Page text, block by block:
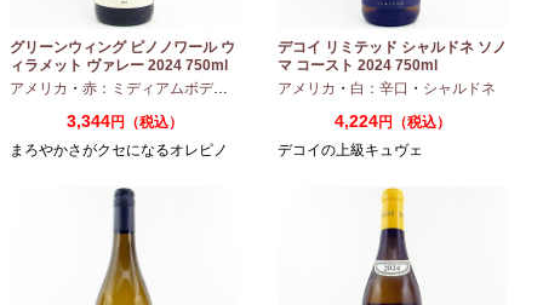
グリーンウィング ピノノワール ウ
ィラメット ヴァレー 2024 750ml
アメリカ ・ 赤：ミディアムボディ ピノノワール
3,344円（税込）
まろやかさがクセになるオレピノ
デコイ リミテッド シャルドネ ソノ
マ コースト 2024 750ml
アメリカ ・ 白：辛口 ・ シャルドネ
4,224円（税込）
デコイの上級キュヴェ